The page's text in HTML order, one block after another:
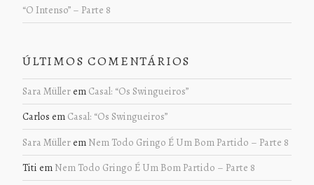
“O Intenso” – Parte 8
ÚLTIMOS COMENTÁRIOS
Sara Müllerem Casal: “Os Swingueiros”
Carlos em Casal: “Os Swingueiros”
Sara Müllerem Nem Todo Gringo É Um Bom Partido – Parte 8
Titi em Nem Todo Gringo É Um Bom Partido – Parte 8